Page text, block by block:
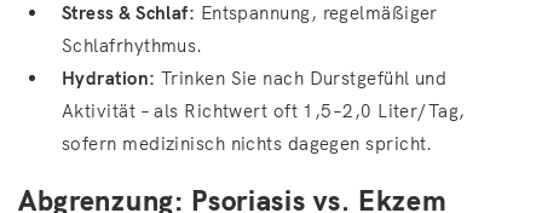
Stress & Schlaf: Entspannung, regelmäßiger
Schlafrhythmus.
Hydration: Trinken Sie nach Durstgefühl und
Aktivität – als Richtwert oft 1,5–2,0 Liter/Tag,
sofern medizinisch nichts dagegen spricht.
Abgrenzung: Psoriasis vs. Ekzem